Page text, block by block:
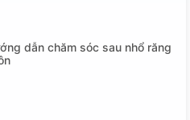
dẫn chăm sóc sau nhổ răng